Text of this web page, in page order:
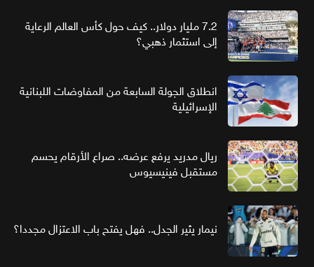
7.2 مليار دولار.. كيف حول كأس العالم الرعاية
إلى استثمار ذهبي؟
انطلاق الجولة السابعة من المفاوضات اللبنانية
الإسرائيلية
ريال مدريد يرفع عرضه.. صراع الأرقام يحسم
مستقبل فينيسيوس
نيمار يثير الجدل.. فهل يفتح باب الاعتزال مجددا؟